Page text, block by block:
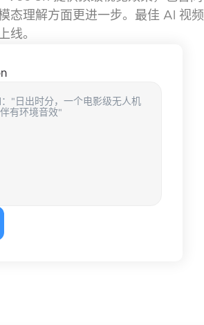
态理解方面更进一步。最佳 AI 视频
线。